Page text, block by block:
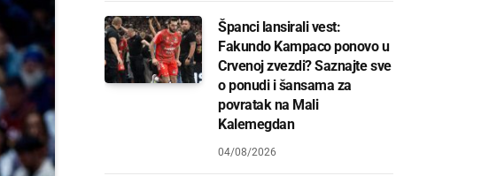
Španci lansirali vest:
Fakundo Kampaco ponovo u
Crvenoj zvezdi? Saznajte sve
o ponudi i šansama za
povratak na Mali
Kalemegdan
04/08/2026